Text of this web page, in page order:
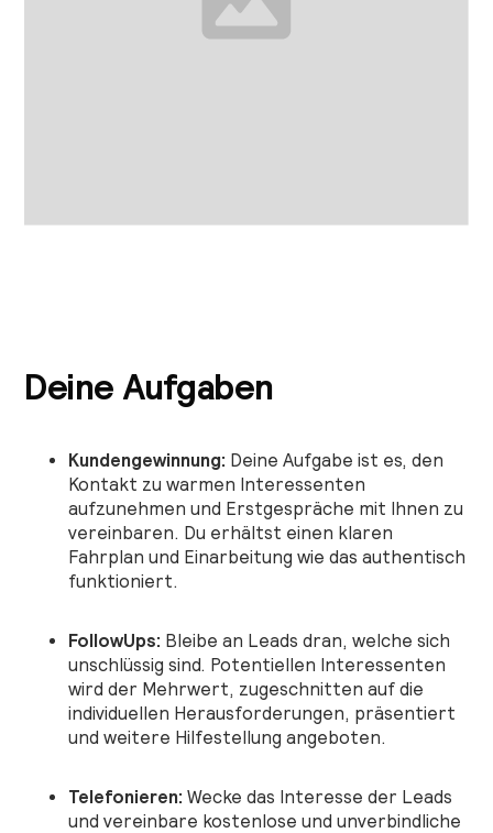
Deine Aufgaben
Kundengewinnung: Deine Aufgabe ist es, den
Kontakt zu warmen Interessenten
aufzunehmen und Erstgespräche mit Ihnen zu
vereinbaren. Du erhältst einen klaren
Fahrplan und Einarbeitung wie das authentisch
funktioniert.
FollowUps: Bleibe an Leads dran, welche sich
unschlüssig sind. Potentiellen Interessenten
wird der Mehrwert, zugeschnitten auf die
individuellen Herausforderungen, präsentiert
und weitere Hilfestellung angeboten.
Telefonieren:Wecke das Interesse der Leads
und vereinbare kostenlose und unverbindliche